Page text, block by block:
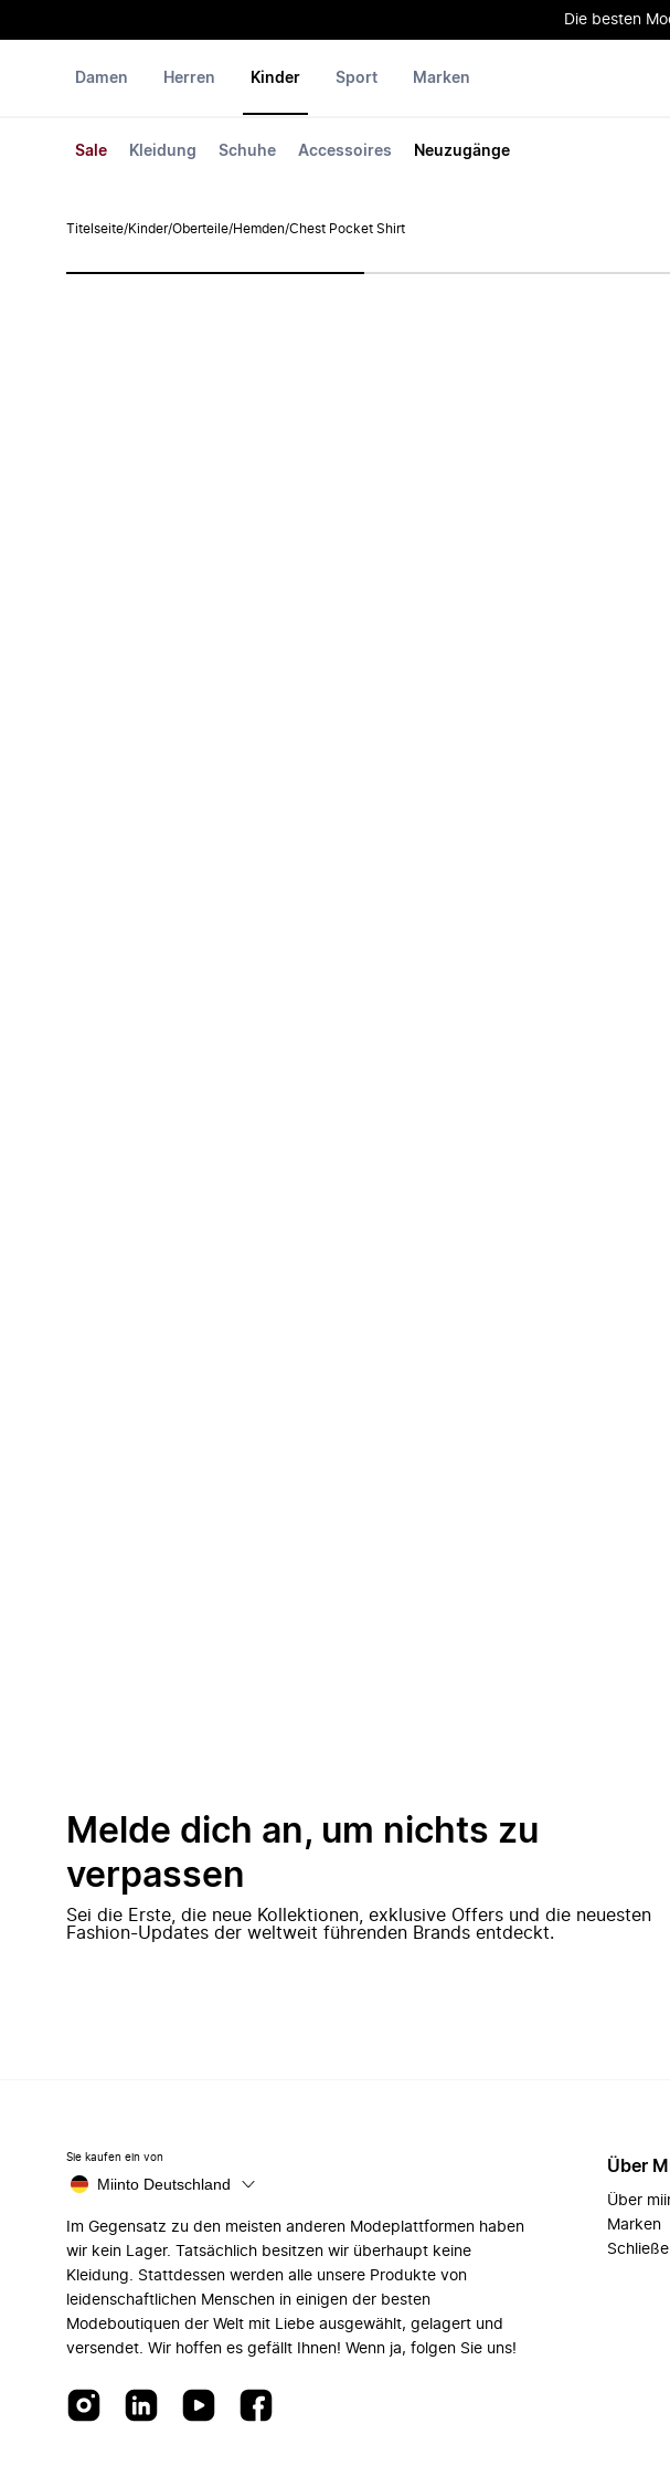
Die besten
Damen Herren Kinder
Sale Kleidung Schuhe Accessoires Neuzugänge
Sport Marken
Titelseite/Kinder/Oberteile/Hemden/Chest Pocket Shirt
Melde dich an, um nichts zu
verpassen
Sei die Erste, die neue Kollektionen, exklusive Offers und die neuesten
Fashion-Updates der weltweit führenden Brands entdeckt.
Sie kaufen ein von
Miinto Deutschland
Im Gegensatz zu den meisten anderen Modeplattformen haben
wir kein Lager. Tatsächlich besitzen wir überhaupt keine
Kleidung. Stattdessen werden alle unsere Produkte von
leidenschaftlichen Menschen in einigen der besten
Modeboutiquen der Welt mit Liebe ausgewählt, gelagert und
versendet. Wir hoffen es gefällt Ihnen! Wenn ja, folgen Sie uns!
Über
Über
Marken